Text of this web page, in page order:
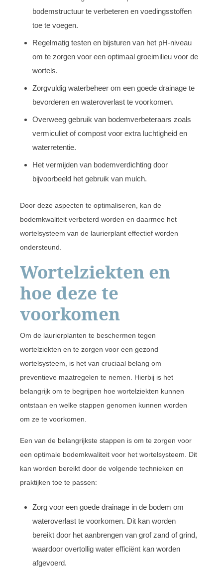
bodemstructuur te verbeteren en voedingsstoffen
toe te voegen.
Regelmatig testen en bijsturen van het pH-niveau
om te zorgen voor een optimaal groeimilieu voor de
wortels.
Zorgvuldig waterbeheer om een goede drainage te
bevorderen en wateroverlast te voorkomen.
Overweeg gebruik van bodemverbeteraars zoals
vermiculiet of compost voor extra luchtigheid en
waterretentie.
Het vermijden van bodemverdichting door
bijvoorbeeld het gebruik van mulch.
Door deze aspecten te optimaliseren, kan de
bodemkwaliteit verbeterd worden en daarmee het
wortelsysteem van de laurierplant effectief worden
ondersteund.
Wortelziekten en
hoe deze te
voorkomen
Om de laurierplanten te beschermen tegen
wortelziekten en te zorgen voor een gezond
wortelsysteem, is het van cruciaal belang om
preventieve maatregelen te nemen. Hierbij is het
belangrijk om te begrijpen hoe wortelziekten kunnen
ontstaan en welke stappen genomen kunnen worden
om ze te voorkomen.
Een van de belangrijkste stappen is om te zorgen voor
een optimale bodemkwaliteit voor het wortelsysteem. Dit
kan worden bereikt door de volgende technieken en
praktijken toe te passen:
Zorg voor een goede drainage in de bodem om
wateroverlast te voorkomen. Dit kan worden
bereikt door het aanbrengen van grof zand of grind,
waardoor overtollig water efficiënt kan worden
afgevoerd.